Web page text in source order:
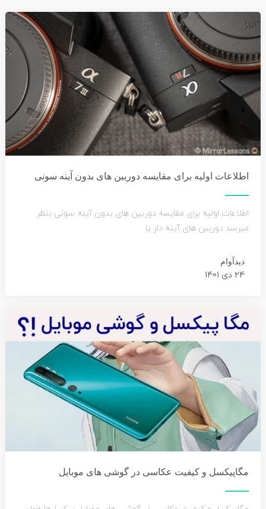
اطلاعات اولیه برای مقایسه دوربین های بدون آینه سونی
اطلاعات اولیه برای مقایسه دوربین های بدون آینه سونی بنظر
میرسد دوربین های آینه دار یا
دیدآوام
24 دی 1401
مگاپیکسل و کیفیت عکاسی در گوشی های موبایل